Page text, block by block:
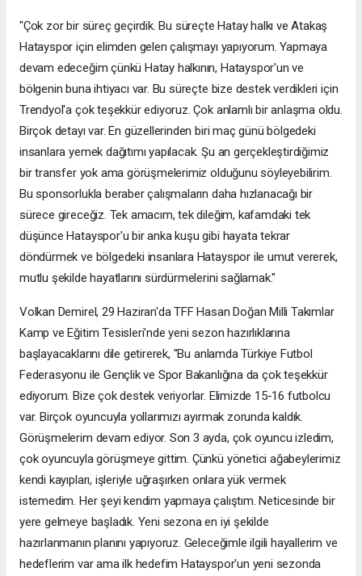
"Çok zor bir süreç geçirdik. Bu süreçte Hatay halkı ve Atakaş
Hatayspor için elimden gelen çalışmayı yapıyorum. Yapmaya
devam edeceğim çünkü Hatay halkının, Hatayspor'un ve
bölgenin buna ihtiyacı var. Bu süreçte bize destek verdikleri için
Trendyol'a çok teşekkür ediyoruz. Çok anlamlı bir anlaşma oldu.
Birçok detayı var. En güzellerinden biri maç günü bölgedeki
insanlara yemek dağıtımı yapılacak. Şu an gerçekleştirdiğimiz
bir transfer yok ama görüşmelerimiz olduğunu söyleyebilirim.
Bu sponsorlukla beraber çalışmaların daha hızlanacağı bir
sürece gireceğiz. Tek amacım, tek dileğim, kafamdaki tek
düşünce Hatayspor'u bir anka kuşu gibi hayata tekrar
döndürmek ve bölgedeki insanlara Hatayspor ile umut vererek,
mutlu şekilde hayatlarını sürdürmelerini sağlamak."
Volkan Demirel, 29 Haziran'da TFF Hasan Doğan Milli Takımlar
Kamp ve Eğitim Tesisleri'nde yeni sezon hazırlıklarına
başlayacaklarını dile getirerek, "Bu anlamda Türkiye Futbol
Federasyonu ile Gençlik ve Spor Bakanlığına da çok teşekkür
ediyorum. Bize çok destek veriyorlar. Elimizde 15-16 futbolcu
var. Birçok oyuncuyla yollarımızı ayırmak zorunda kaldık.
Görüşmelerim devam ediyor. Son 3 ayda, çok oyuncu izledim,
çok oyuncuyla görüşmeye gittim. Çünkü yönetici ağabeylerimiz
kendi kayıpları, işleriyle uğraşırken onlara yük vermek
istemedim. Her şeyi kendim yapmaya çalıştım. Neticesinde bir
yere gelmeye başladık. Yeni sezona en iyi şekilde
hazırlanmanın planını yapıyoruz. Geleceğimle ilgili hayallerim ve
hedeflerim var ama ilk hedefim Hatayspor'un yeni sezonda